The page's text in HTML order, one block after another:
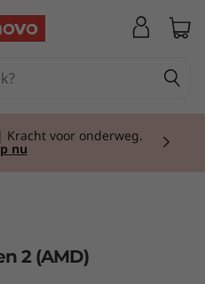
voorbereid het
tech. Shop nu.
2 (AMD)